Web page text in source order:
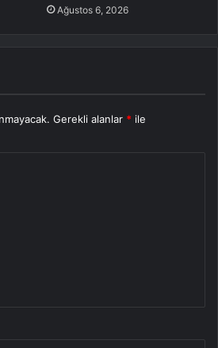
Ağustos 6, 2026
Gerekli alanlar * ile